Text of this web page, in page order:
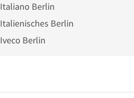
Italiano Berlin
Italienisches Berlin
Iveco Berlin